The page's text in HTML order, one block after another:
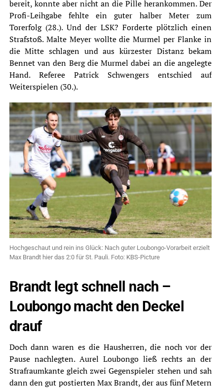
bereit, konnte aber nicht an die Pille herankommen. Der
Profi-Leihgabe fehlte ein guter halber Meter zum
Torerfolg (28.). Und der LSK? Forderte plötzlich einen
Strafstoß. Malte Meyer wollte die Murmel per Flanke in
die Mitte schlagen und aus kürzester Distanz bekam
Bennet van den Berg die Murmel dabei an die angelegte
Hand. Referee Patrick Schwengers entschied auf
Weiterspielen (30.).
Hochgeschaut und rein ins Glück: Nach guter Loubongo-Vorarbeit erzielt
Max Brandt hier das 2:0 für St. Pauli. Foto: KBS-Picture
Brandt legt schnell nach –
Loubongo macht den Deckel
drauf
Doch dann waren es die Hausherren, die noch vor der
Pause nachlegten. Aurel Loubongo ließ rechts an der
Strafraumkante gleich zwei Gegenspieler stehen und sah
dann den gut postierten Max Brandt, der aus fünf Metern